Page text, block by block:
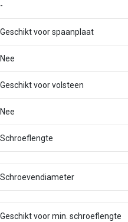
-
Geschikt voor spaanplaat
Nee
Geschikt voor volsteen
Nee
Schroeflengte
Schroevendiameter
Geschikt voor min. schroeflengte